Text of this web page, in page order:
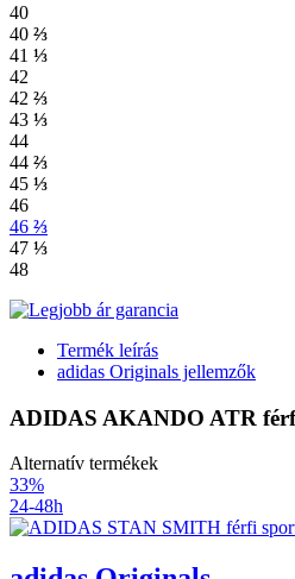
40
40 ⅔
41 ⅓
42
42 ⅔
43 ⅓
44
44 ⅔
45 ⅓
46
46 ⅔
47 ⅓
48
Termék leírás
adidas Originals jellemzők
ADIDAS AKANDO ATR
Alternatív termékek
33%
24-48h